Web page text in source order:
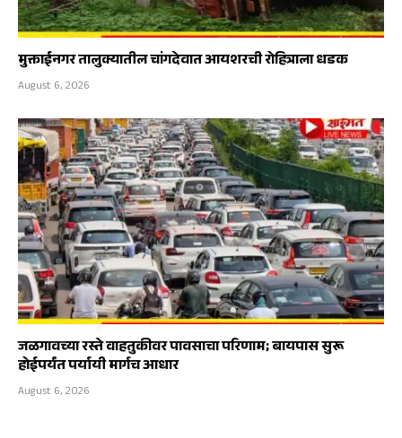
मुक्ताईनगर तालुक्यातील चांगदेवात आयशरची रोहित्राला धडक
August 6, 2026
जळगावच्या रस्ते वाहतुकीवर पावसाचा परिणाम; बायपास सुरू
होईपर्यंत पर्यायी मार्गच आधार
August 6, 2026